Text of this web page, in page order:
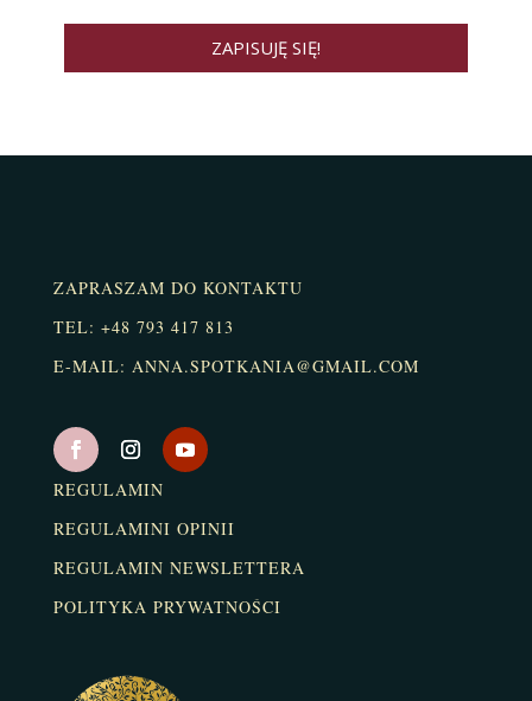
ZAPISUJĘ SIĘ!
ZAPRASZAM DO KONTAKTU
TEL: +48 793 417 813
E-MAIL: ANNA.SPOTKANIA@GMAIL.COM
REGULAMIN
REGULAMINI OPINII
REGULAMIN NEWSLETTERA
POLITYKA PRYWATNOŚCI